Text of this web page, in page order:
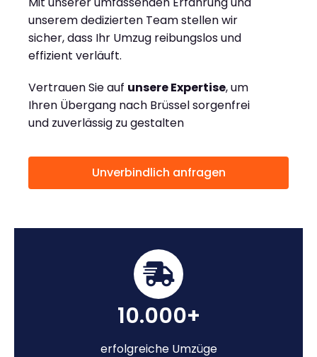
unserem dedizierten Team stellen wir
sicher, dass Ihr Umzug reibungslos und
effizient verläuft.
Vertrauen Sie auf unsere Expertise, um
Ihren Übergang nach Brüssel sorgenfrei
und zuverlässig zu gestalten
Unverbindlich anfragen
10.000+
erfolgreiche Umzüge